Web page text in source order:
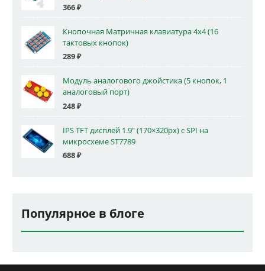
366₽
Кнопочная Матричная клавиатура 4x4 (16
тактовых кнопок)
289₽
Модуль аналогового джойстика (5 кнопок, 1
аналоговый порт)
248₽
IPS TFT дисплей 1.9" (170×320px) с SPI на
микросхеме ST7789
688₽
Популярное в блоге